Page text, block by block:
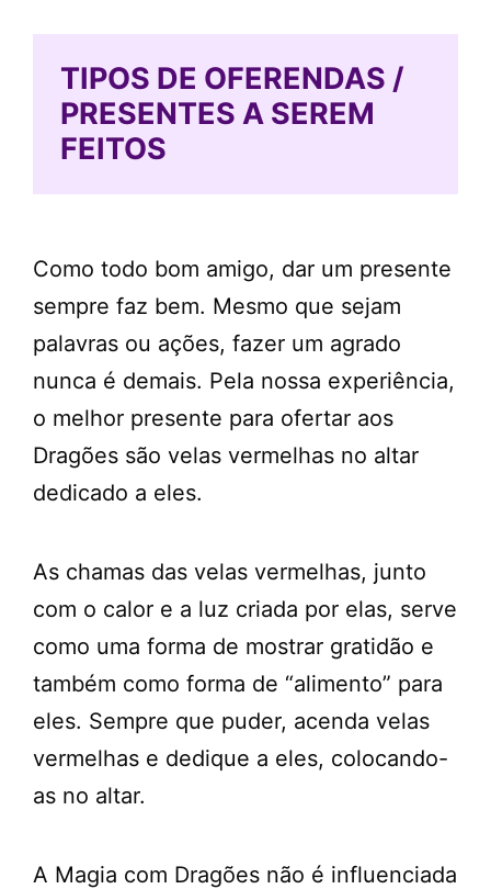
TIPOS DE OFERENDAS /
PRESENTES A SEREM
FEITOS
Como todo bom amigo, dar um presente
sempre faz bem. Mesmo que sejam
palavras ou ações, fazer um agrado
nunca é demais. Pela nossa experiência,
o melhor presente para ofertar aos
Dragões são velas vermelhas no altar
dedicado a eles.
As chamas das velas vermelhas, junto
com o calor e a luz criada por elas, serve
como uma forma de mostrar gratidão e
também como forma de “alimento” para
eles. Sempre que puder, acenda velas
vermelhas e dedique a eles, colocando-
as no altar.
A Magia com Dragões não é influenciada